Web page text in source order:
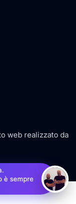
è sempre
web realizzato da